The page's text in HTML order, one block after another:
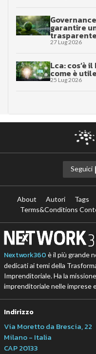
garantire
trasparente
27 Lug 2026
Lca: cos’è
come è
25 Lug 2026
Seguici
About Autori Tags
Terms&Conditions
Nextwork360 è il più grande
dedicati ai temi della
Imprenditoriale. Ha la
imprenditoriale nelle imprese
Indirizzo
Via Moretto da Brescia, 22
Milano - Italia
CAP 20133